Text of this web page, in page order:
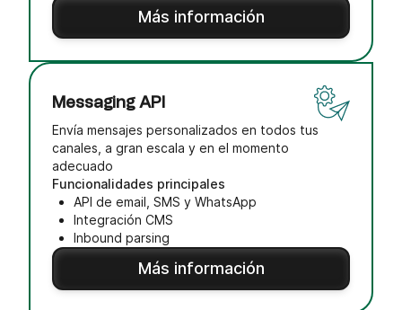
Más información
Messaging API
Envía mensajes personalizados en todos tus
canales, a gran escala y en el momento
adecuado
Funcionalidades principales
API de email, SMS y WhatsApp
Integración CMS
Inbound parsing
Más información